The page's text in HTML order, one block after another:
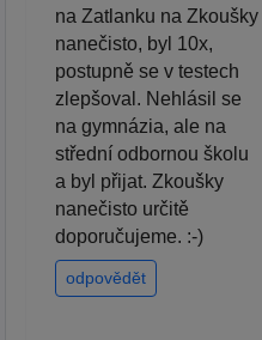
na Zatlanku na Zkoušky
nanečisto, byl 10x,
postupně se v testech
zlepšoval. Nehlásil se
na gymnázia, ale na
střední odbornou školu
a byl přijat. Zkoušky
nanečisto určitě
doporučujeme. :-)
odpovědět